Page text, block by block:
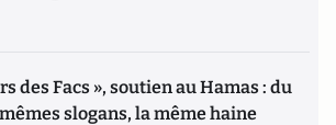
des Facs », soutien au Hamas : du
slogans, la même haine